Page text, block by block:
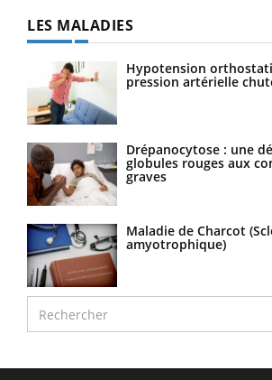
LES MALADIES
Hypotension
pression artérielle
Drépanocytose : une
globules rouges aux
graves
Maladie de Charcot
amyotrophique)